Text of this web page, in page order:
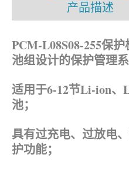
产品描述
PCM-L08S08-255保
池组设计的保护管理
适用于6-12节Li-ion、
池；
具有过充电、过放电
护功能；